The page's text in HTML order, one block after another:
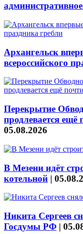
Архангельск
всероссийского
Перекрытие
продлевается ещё
05.08.2026
В Мезени идёт
котельной |
Никита Сергеев
Госдумы РФ |